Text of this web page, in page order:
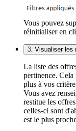
Vous pouvez
réinitialiser en
3. Visualiser les
La liste des
pertinence.
plus à vos
Vous avez
restitue les
celles-ci sont
est le plus